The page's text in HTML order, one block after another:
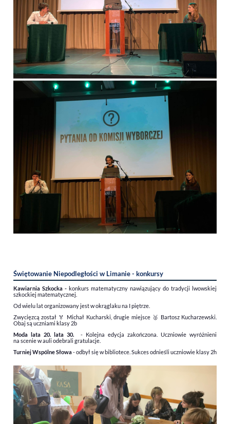
Świętowanie Niepodległości w Limanie - konkursy
Kawiarnia Szkocka - konkurs matematyczny nawiązujący do tradycji lwowskiej
szkockiej matematycznej.
Od wielu lat organizowany jest w okrąglaku na I piętrze.
Zwycięzcą został 🏅
Michał Kucharski, drugie miejsce 🥈 Bartosz Kucharzewski.
Obaj są uczniami klasy 2b
Moda lata 20. lata 30. - Kolejna edycja zakończona. Uczniowie wyróżnieni
na scenie w auli odebrali gratulacje.
Turniej Wspólne Słowa- odbył się w bibliotece. Sukces odnieśli uczniowie klasy 2h